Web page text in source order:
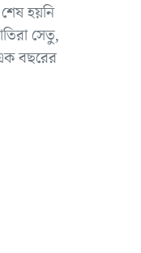
হয়নি
সেতু,
বছরের